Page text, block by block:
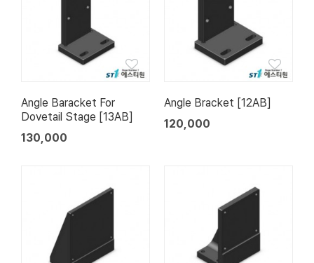
Angle Baracket For
Dovetail Stage [13AB]
130,000
Angle Bracket [12AB]
120,000